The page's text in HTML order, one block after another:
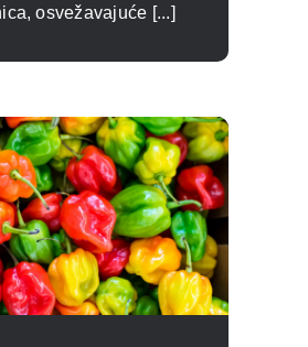
osvežavajuće [...]